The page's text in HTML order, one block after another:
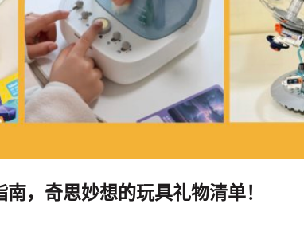
，奇思妙想的玩具礼物清单！